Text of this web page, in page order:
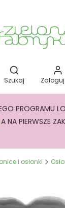
Otwórz
Szukaj
PROGRAMU
A NA PIERWSZE
i osłonki